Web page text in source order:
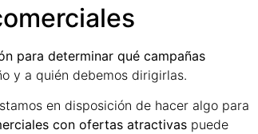
para determinar qué campañas
y a quién debemos dirigirlas.
en disposición de hacer algo para
con ofertas atractivas puede